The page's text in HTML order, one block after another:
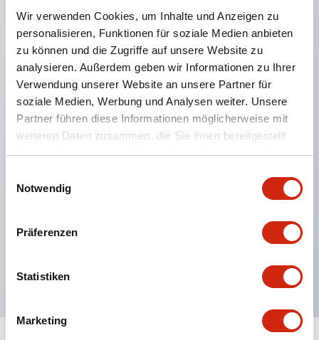
Wir verwenden Cookies, um Inhalte und Anzeigen zu
personalisieren, Funktionen für soziale Medien anbieten
zu können und die Zugriffe auf unsere Website zu
analysieren. Außerdem geben wir Informationen zu Ihrer
Verwendung unserer Website an unsere Partner für
soziale Medien, Werbung und Analysen weiter. Unsere
Partner führen diese Informationen möglicherweise mit
weiteren Daten zusammen, die Sie ihnen bereitgestellt
haben oder die sie im Rahmen Ihrer Nutzung der Dienste
Notwendig
Präferenzen
Statistiken
Marketing
Hauptmerkmale
Geeignet für ein breites Anwendungsspektrum
von der Konsumelektronik bis zum FA-Bereich
LED-Beleuchtungseinheit mit integriertem
strombegrenzendem Widerstand und Diode im
LED-Lampenkörper
Schutzarten IP40 und IP65 vollständig verfügbar
UL- und CSA-zertifiziert. Entspricht EN (Europa)
Normen. CCC-zertifiziert (außer Anzeigeleuchten).
Mit speziellem Zubehör leicht auf Φ22 Flash-